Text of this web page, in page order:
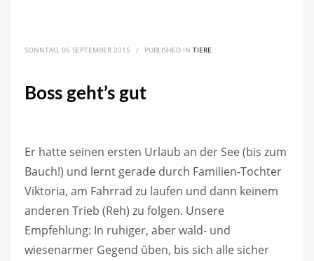
SONNTAG, 06 SEPTEMBER 2015 / PUBLISHED IN TIERE
Boss geht’s gut
Er hatte seinen ersten Urlaub an der See (bis zum
Bauch!) und lernt gerade durch Familien-Tochter
Viktoria, am Fahrrad zu laufen und dann keinem
anderen Trieb (Reh) zu folgen. Unsere
Empfehlung: In ruhiger, aber wald- und
wiesenarmer Gegend üben, bis sich alle sicher